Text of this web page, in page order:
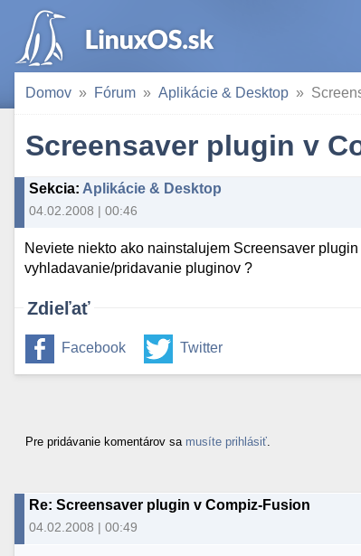
Domov Fórum Aplikácie & Desktop
Screensaver plugin v
Sekcia: Aplikácie & Desktop
04.02.2008 | 00:46
Neviete niekto ako nainstalujem Screensaver
vyhladavanie/pridavanie pluginov ?
Zdieľať
Facebook Twitter
Pre pridávanie komentárov sa musíte prihlásiť
Re: Screensaver plugin v Compiz-Fusion
04.02.2008 | 00:49